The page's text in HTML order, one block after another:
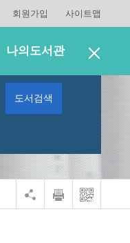
회원가입 사이트맵
나의도서관
도서검색